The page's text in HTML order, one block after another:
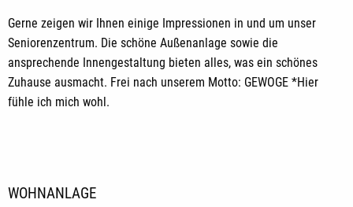
Gerne zeigen wir Ihnen einige Impressionen in und um unser
Seniorenzentrum. Die schöne Außenanlage sowie die
ansprechende Innengestaltung bieten alles, was ein schönes
Zuhause ausmacht. Frei nach unserem Motto: GEWOGE *Hier
fühle ich mich wohl.
WOHNANLAGE